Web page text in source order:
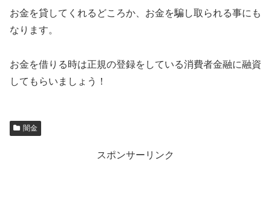
お金を貸してくれるどころか、お金を騙し取られる事にも
なります。
お金を借りる時は正規の登録をしている消費者金融に融資
してもらいましょう！
闇金
スポンサーリンク